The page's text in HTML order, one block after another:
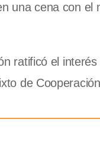
una cena con el
ratificó el
de